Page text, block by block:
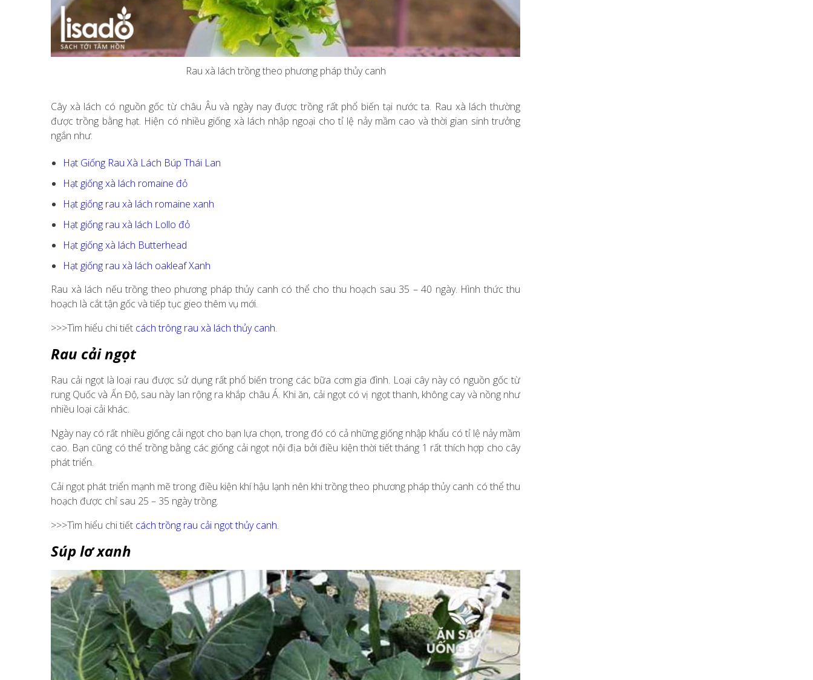
Rau xà lách trồng theo phương pháp thủy canh
Cây xà lách có nguồn gốc từ châu Âu và ngày nay được trồng rất phổ biến tại nước ta. Rau xà lách thường
được trồng bằng hạt. Hiện có nhiều giống xà lách nhập ngoại cho tỉ lệ nảy mầm cao và thời gian sinh trưởng
ngắn như:
Hạt Giống Rau Xà Lách Búp Thái Lan
Hạt giống xà lách romaine đỏ
Hạt giống rau xà lách romaine xanh
Hạt giống rau xà lách Lollo đỏ
Hạt giống xà lách Butterhead
Hạt giống rau xà lách oakleaf Xanh
Rau xà lách nếu trồng theo phương pháp thủy canh có thể cho thu hoạch sau 35 – 40 ngày. Hình thức thu
hoạch là cắt tận gốc và tiếp tục gieo thêm vụ mới.
>>>Tìm hiểu chi tiết cách trông rau xà lách thủy canh.
Rau cải ngọt
Rau cải ngọt là loại rau được sử dụng rất phổ biến trong các bữa cơm gia đình. Loại cây này có nguồn gốc từ
rung Quốc và Ấn Độ, sau này lan rộng ra khắp châu Á. Khi ăn, cải ngọt có vị ngọt thanh, không cay và nồng như
nhiều loại cải khác.
Ngày nay có rất nhiều giống cải ngọt cho bạn lựa chọn, trong đó có cả những giống nhập khẩu có tỉ lệ nảy mầm
cao. Bạn cũng có thể trồng bằng các giống cải ngọt nội địa bởi điều kiện thời tiết tháng 1 rất thích hợp cho cây
phát triển.
Cải ngọt phát triển mạnh mẽ trong điều kiện khí hậu lạnh nên khi trồng theo phương pháp thủy canh có thể thu
hoạch được chỉ sau 25 – 35 ngày trồng.
>>>Tìm hiểu chi tiết cách trồng rau cải ngọt thủy canh.
Súp lơ xanh